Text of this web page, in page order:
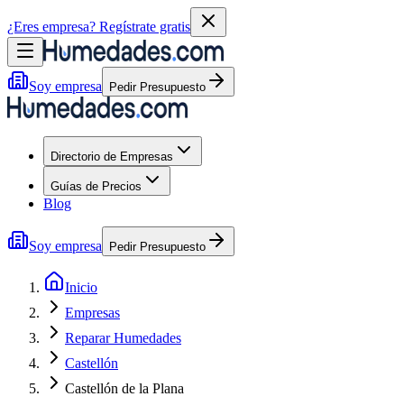
¿Eres empresa? Regístrate gratis
Soy empresa Pedir Presupuesto
Directorio de Empresas
Guías de Precios
Blog
Soy empresa Pedir Presupuesto
Inicio
Empresas
Reparar Humedades
Castellón
Castellón de la Plana